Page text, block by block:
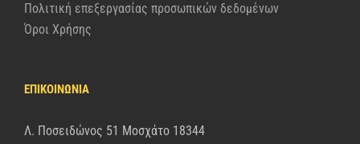
Πολιτική επεξεργασίας προσωπικών δεδομένων
Όροι Χρήσης
ΕΠΙΚΟΙΝΩΝΙΑ
Λ. Ποσειδώνος 51 Μοσχάτο 18344